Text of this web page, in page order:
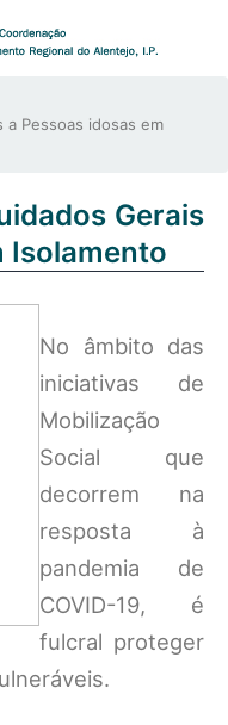
a Pessoas idosas em
Gerais
Isolamento
No âmbito das
iniciativas de
Mobilização
Social que
decorrem na
resposta à
pandemia de
COVID-19, é
fulcral proteger